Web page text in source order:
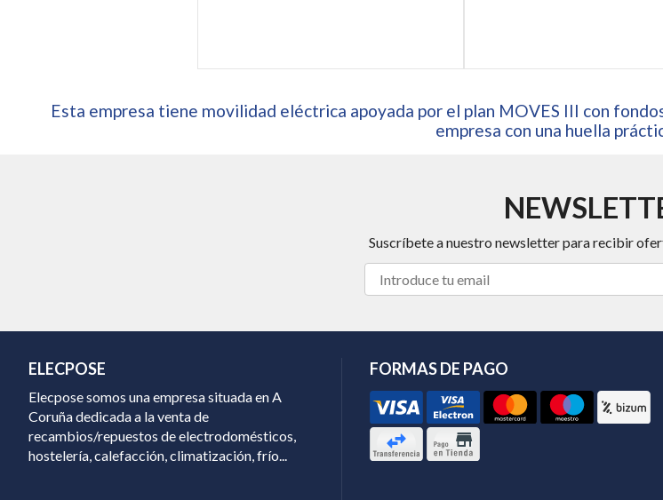
Esta empresa tiene movilidad eléctrica apoyada por el plan MOVES III con
empresa con una huella
Suscríbete a nuestro newsletter para recibir
ELECPOSE
Elecpose somos una empresa situada en A
Coruña dedicada a la venta de
recambios/repuestos de electrodomésticos,
hostelería, calefacción, climatización, frío...
FORMAS DE PAGO